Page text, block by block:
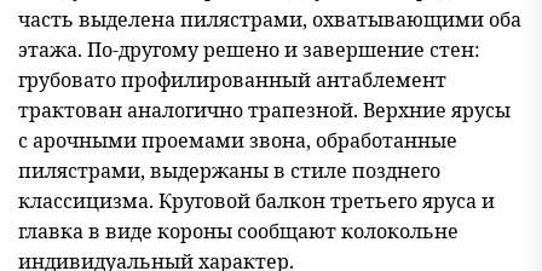
часть выделена пилястрами, охватывающими оба
этажа. По-другому решено и завершение стен:
грубовато профилированный антаблемент
трактован аналогично трапезной. Верхние ярусы
с арочными проемами звона, обработанные
пилястрами, выдержаны в стиле позднего
классицизма. Круговой балкон третьего яруса и
главка в виде короны сообщают колокольне
индивидуальный характер.